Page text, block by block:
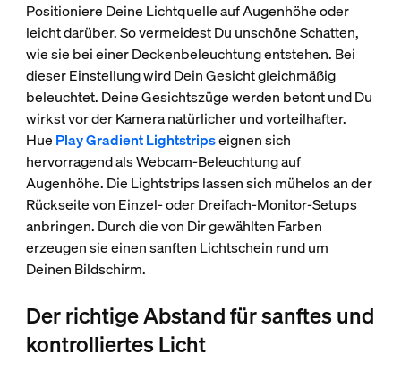
Positioniere Deine Lichtquelle auf Augenhöhe oder
leicht darüber. So vermeidest Du unschöne Schatten,
wie sie bei einer Deckenbeleuchtung entstehen. Bei
dieser Einstellung wird Dein Gesicht gleichmäßig
beleuchtet. Deine Gesichtszüge werden betont und Du
wirkst vor der Kamera natürlicher und vorteilhafter.
Hue Play Gradient Lightstripseignen sich
hervorragend als Webcam-Beleuchtung auf
Augenhöhe. Die Lightstrips lassen sich mühelos an der
Rückseite von Einzel- oder Dreifach-Monitor-Setups
anbringen. Durch die von Dir gewählten Farben
erzeugen sie einen sanften Lichtschein rund um
Deinen Bildschirm.
Der richtige Abstand für sanftes und
kontrolliertes Licht